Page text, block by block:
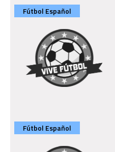
Fútbol Español
Fútbol Español